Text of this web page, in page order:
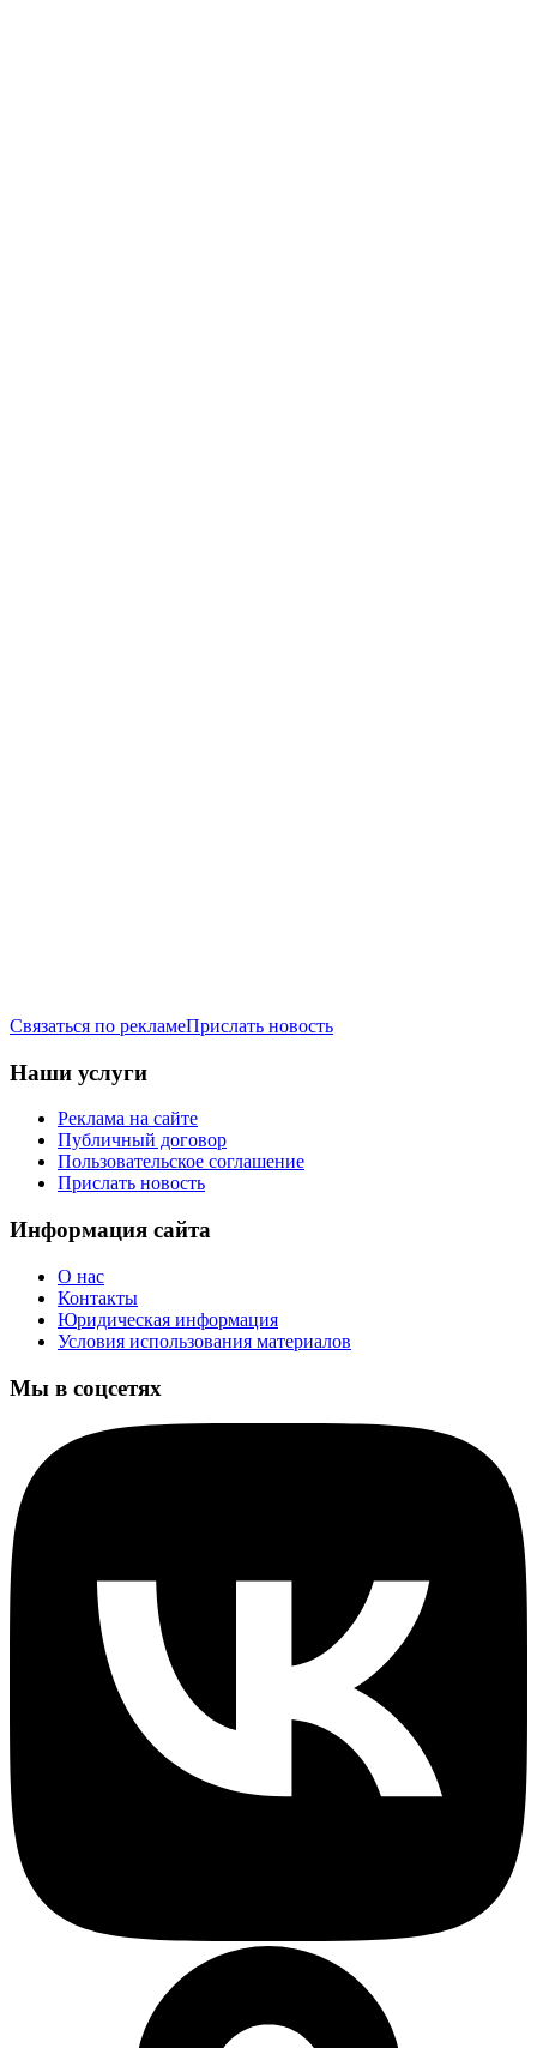
Связаться по рекламеПрислать новость
Наши услуги
Реклама на сайте
Публичный договор
Пользовательское соглашение
Прислать новость
Информация сайта
О нас
Контакты
Юридическая информация
Условия использования материалов
Мы в соцсетях